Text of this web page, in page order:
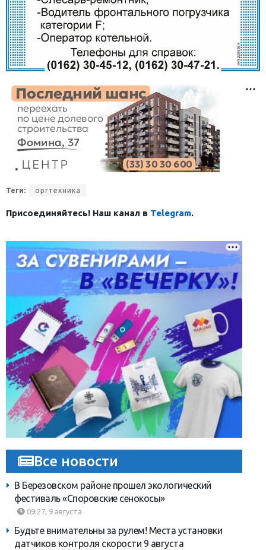
Теги: оргтехника
Присоединяйтесь! Наш канал в Telegram.
Все новости
В Березовском районе прошел экологический
фестиваль «Споровские сенокосы»
09:27, 9 августа
Будьте внимательны за рулем! Места установки
датчиков контроля скорости 9 августа